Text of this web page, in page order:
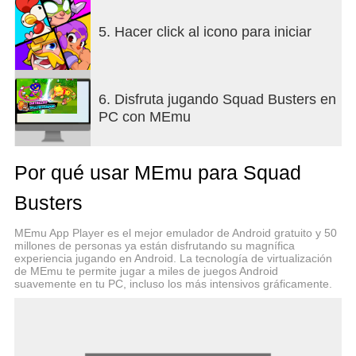
duendes saqueadores, rompe piñatas, recluta a
fantasmas que atormenten a tus enemigos y
mucho más.
ACCIÓN Y ESTRATEGIA PARA TODO EL
MUNDO
¡Corre, lucha y lanza una bomba masiva! Piensa
para atacar y defender a tu Squad. ¡Fusiona tus
tropas y sé invencible!
Puedes ir sobre seguro y dedicarte a conseguir
gemas o darlo todo para vencer al resto de
jugadores. ¡Tú eliges cómo alcanzar la victoria!
MUNDOS EMOCIONANTES Y PERSONAJES
mundos y siguiendo mapas de diferentes temáticas
5. Hacer click al icono para iniciar
6. Disfruta jugando Squad Busters en
PC con MEmu
Por qué usar MEmu para Squad
Busters
MEmu App Player es el mejor emulador de Android gratuito y 50
millones de personas ya están disfrutando su magnífica
experiencia jugando en Android. La tecnología de virtualización
de MEmu te permite jugar a miles de juegos Android
suavemente en tu PC, incluso los más intensivos gráficamente.